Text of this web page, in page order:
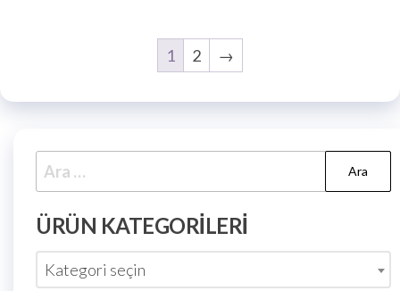
1 2 →
ÜRÜN KATEGORILERI
Kategori seçin